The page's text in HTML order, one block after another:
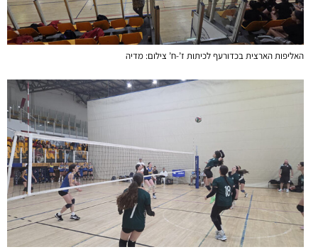
האליפות הארצית בכדורעף לכיתות ז’-ח’ צילום: מדיה